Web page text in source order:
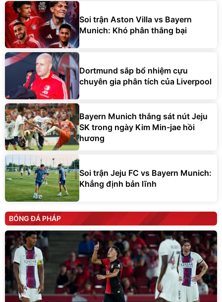
Soi trận Aston Villa vs Bayern
Munich: Khó phân thắng bại
Dortmund sắp bổ nhiệm cựu
chuyên gia phân tích của Liverpool
Bayern Munich thắng sát nút Jeju
SK trong ngày Kim Min-jae hồi
hương
Soi trận Jeju FC vs Bayern Munich:
Khẳng định bản lĩnh
BÓNG ĐÁ PHÁP